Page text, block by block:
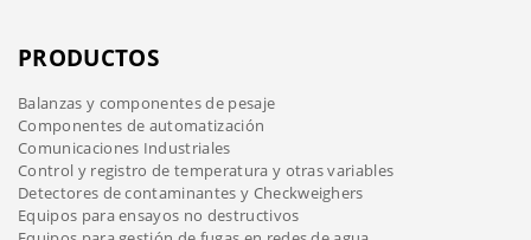
PRODUCTOS
Balanzas y componentes de pesaje
Componentes de automatización
Comunicaciones Industriales
Control y registro de temperatura y otras variables
Detectores de contaminantes y Checkweighers
Equipos para ensayos no destructivos